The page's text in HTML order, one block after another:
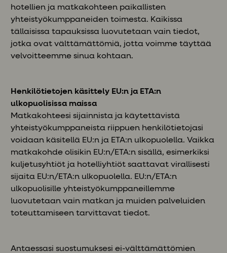
hotellien ja matkakohteen paikallisten
yhteistyökumppaneiden toimesta. Kaikissa
tällaisissa tapauksissa luovutetaan vain tiedot,
jotka ovat välttämättömiä, jotta voimme täyttää
velvoitteemme sinua kohtaan.
Henkilötietojen käsittely EU:n ja ETA:n
ulkopuolisissa maissa
Matkakohteesi sijainnista ja käytettävistä
yhteistyökumppaneista riippuen henkilötietojasi
voidaan käsitellä EU:n ja ETA:n ulkopuolella. Vaikka
matkakohde olisikin EU:n/ETA:n sisällä, esimerkiksi
kuljetusyhtiöt ja hotelliyhtiöt saattavat virallisesti
sijaita EU:n/ETA:n ulkopuolella. EU:n/ETA:n
ulkopuolisille yhteistyökumppaneillemme
luovutetaan vain matkan ja muiden palveluiden
toteuttamiseen tarvittavat tiedot.
Antaessasi suostumuksesi ei-välttämättömien